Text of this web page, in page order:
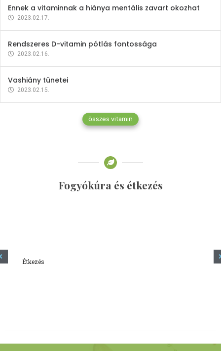
Ennek a vitaminnak a hiánya mentális zavart okozhat
2023.02.17.
Rendszeres D-vitamin pótlás fontossága
2023.02.16.
Vashiány tünetei
2023.02.15.
összes vitamin
Fogyókúra és étkezés
Étkezés